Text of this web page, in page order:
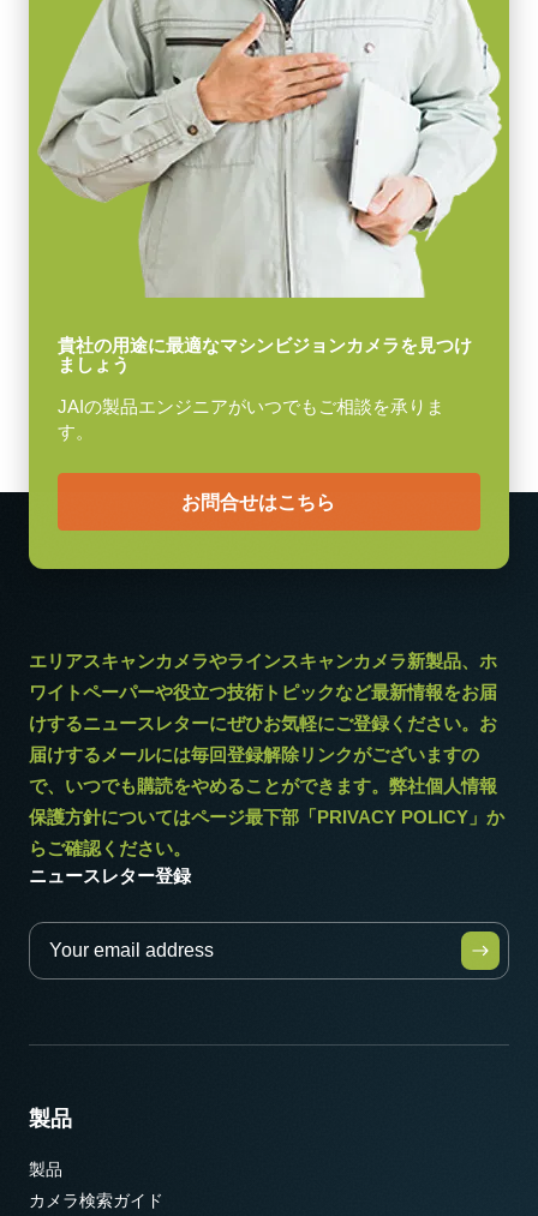
外形寸法 高さx幅x奥行
29 x 29 x 41.5 mm
映像信号出力
動作温度 (周辺温度)
-5°C ～ +45°C
固定用 M3スクリューネジ付属
Download 2D CAD drawing.
貴社の用途に最適なマシンビジョンカメラを見つけ
ましょう
JAIの製品エンジニアがいつでもご相談を承りま
す。
お問合せはこちら
エリアスキャンカメラやラインスキャンカメラ新製品、ホ
ワイトペーパーや役立つ技術トピックなど最新情報をお届
けするニュースレターにぜひお気軽にご登録ください。お
届けするメールには毎回登録解除リンクがございますの
で、いつでも購読をやめることができます。弊社個人情報
保護方針についてはページ最下部「PRIVACY POLICY」か
らご確認ください。
ニュースレター登録
製品
製品
カメラ検索ガイド